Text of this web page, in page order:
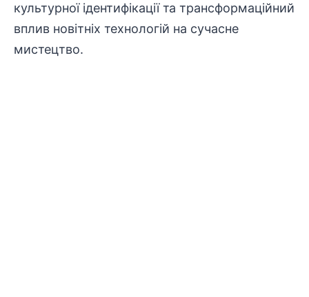
культурної ідентифікації та трансформаційний
вплив новітніх технологій на сучасне
мистецтво.